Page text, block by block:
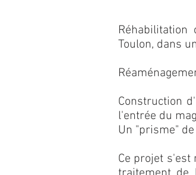
Réhabilitation
Toulon, dans
Construction
l'entrée du
Un "prisme"
Ce projet s'est